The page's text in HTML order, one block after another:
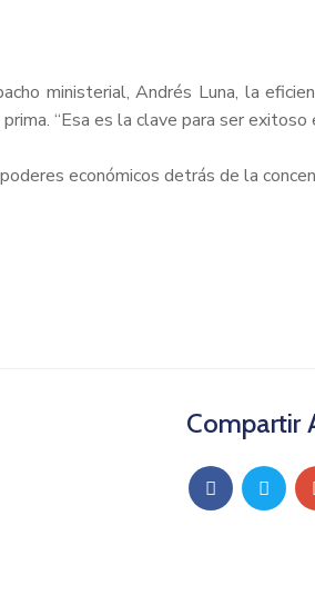
ministerial, Andrés Luna, la
“Esa es la clave para ser exitoso
económicos detrás de la
Compartir